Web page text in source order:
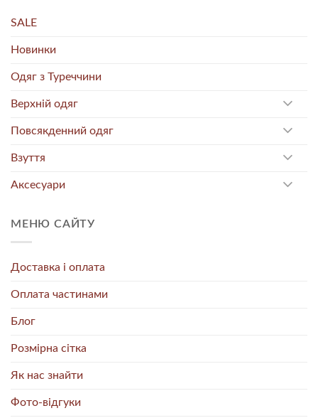
SALE
Новинки
Одяг з Туреччини
Верхній одяг
Повсякденний одяг
Взуття
Аксесуари
МЕНЮ САЙТУ
Доставка і оплата
Оплата частинами
Блог
Розмірна сітка
Як нас знайти
Фото-відгуки